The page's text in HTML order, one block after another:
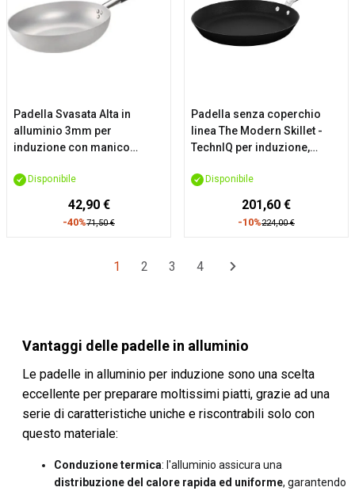
Padella Svasata Alta in
alluminio 3mm per
induzione con manico
Disponibile
42,90 €
71,50 €
-40%
Padella senza coperchio
linea The Modern Skillet -
TechnIQ per induzione,
Disponibile
201,60 €
224,00 €
-10%
1 2 3 4
Vantaggi delle padelle in alluminio
Le padelle in alluminio per induzione sono una scelta
eccellente per preparare moltissimi piatti, grazie ad una
serie di caratteristiche uniche e riscontrabili solo con
questo materiale:
Conduzione termica: l'alluminio assicura una
distribuzione del calore rapida ed uniforme, garantendo